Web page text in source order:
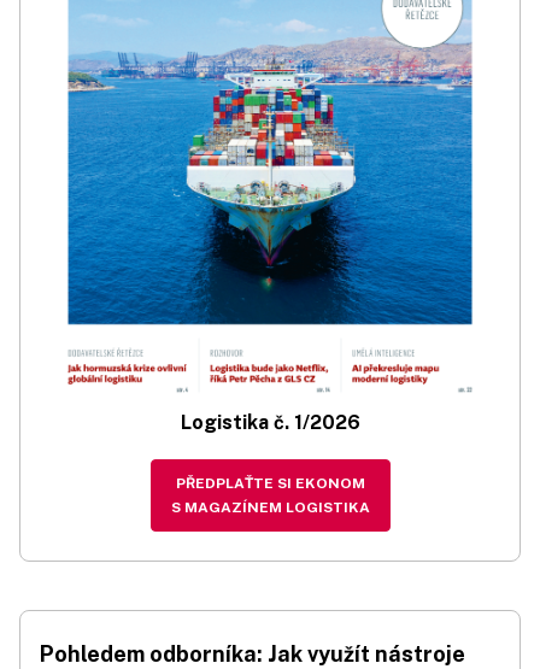
Logistika č. 1/2026
PŘEDPLAŤTE SI EKONOM
S MAGAZÍNEM LOGISTIKA
Pohledem odborníka: Jak využít nástroje